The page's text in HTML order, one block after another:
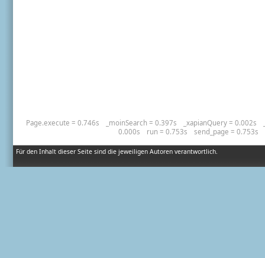
Für den Inhalt dieser Seite sind die jeweiligen Autoren verantwortlich.
Page.execute = 0.746s _moinSearch = 0.397s _xapianQuery = 0.002s
0.000s
run = 0.753s send_page = 0.753s